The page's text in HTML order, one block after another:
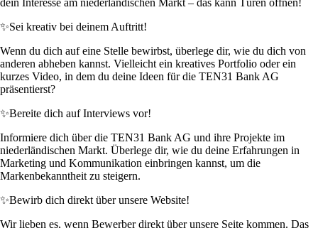
dein Interesse am niederländischen Markt – das kann Türen öffnen!
✨Sei kreativ bei deinem Auftritt!
Wenn du dich auf eine Stelle bewirbst, überlege dir, wie du dich von
anderen abheben kannst. Vielleicht ein kreatives Portfolio oder ein
kurzes Video, in dem du deine Ideen für die TEN31 Bank AG
präsentierst?
✨Bereite dich auf Interviews vor!
Informiere dich über die TEN31 Bank AG und ihre Projekte im
niederländischen Markt. Überlege dir, wie du deine Erfahrungen in
Marketing und Kommunikation einbringen kannst, um die
Markenbekanntheit zu steigern.
✨Bewirb dich direkt über unsere Website!
Wir lieben es, wenn Bewerber direkt über unsere Seite kommen. Das